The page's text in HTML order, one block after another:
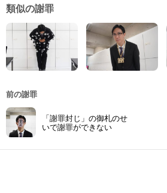
類似の謝罪
前の謝罪
「謝罪封じ」の御札のせ
いで謝罪ができない